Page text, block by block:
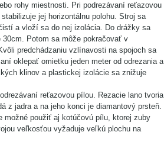
rohy miestnosti. Pri podrezávaní reťazovou
jej horizontálnu polohu. Stroj sa
a vloží sa do nej izolácia. Do drážky sa
Potom sa môže pokračovať v
predchádzaniu vzlínavosti na spojoch sa
oklepať omietku jeden meter od odrezania a
klinov a plastickej izolácie sa znižuje
reťazovou pílou. Rezacie lano tvoria
z jadra a na jeho konci je diamantový prsteň.
možné použiť aj kotúčovú pílu, ktorej zuby
veľkosťou vyžaduje veľkú plochu na